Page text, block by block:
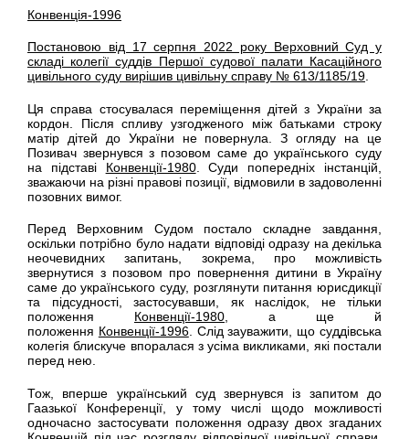
Конвенція-1996
Постановою від 17 серпня 2022 року Верховний Суд у
складі колегії суддів Першої судової палати Касаційного
цивільного суду вирішив цивільну справу № 613/1185/19.
Ця справа стосувалася переміщення дітей з України за
кордон. Після спливу узгодженого між батьками строку
матір дітей до України не повернула. З огляду на це
Позивач звернувся з позовом саме до українського суду
на підставі Конвенції-1980. Суди попередніх інстанцій,
зважаючи на різні правові позиції, відмовили в задоволенні
позовних вимог.
Перед Верховним Судом постало складне завдання,
оскільки потрібно було надати відповіді одразу на декілька
неочевидних запитань, зокрема, про можливість
звернутися з позовом про повернення дитини в Україну
саме до українського суду, розглянути питання юрисдикції
та підсудності, застосувавши, як наслідок, не тільки
положення Конвенції-1980, а ще й
положення Конвенції-1996. Слід зауважити, що суддівська
колегія блискуче впоралася з усіма викликами, які постали
перед нею.
Тож, вперше український суд звернувся із запитом до
Гаазької Конференції, у тому числі щодо можливості
одночасно застосувати положення одразу двох згаданих